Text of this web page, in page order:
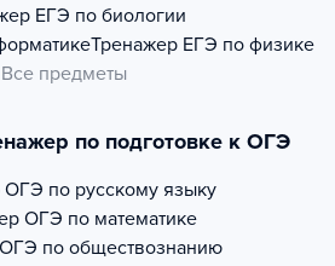
ЕГЭ по биологии
Тренажер ЕГЭ по физике
Все предметы
по подготовке к ОГЭ
ОГЭ по русскому языку
ОГЭ по математике
ОГЭ по обществознанию